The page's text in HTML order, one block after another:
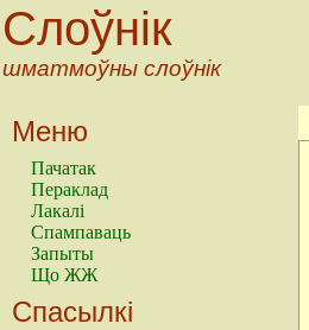
Слоўнік
шматмоўны слоўнік
Меню
Пачатак
Пераклад
Лакалі
Спампаваць
Запыты
Що ЖЖ
Спасылкі